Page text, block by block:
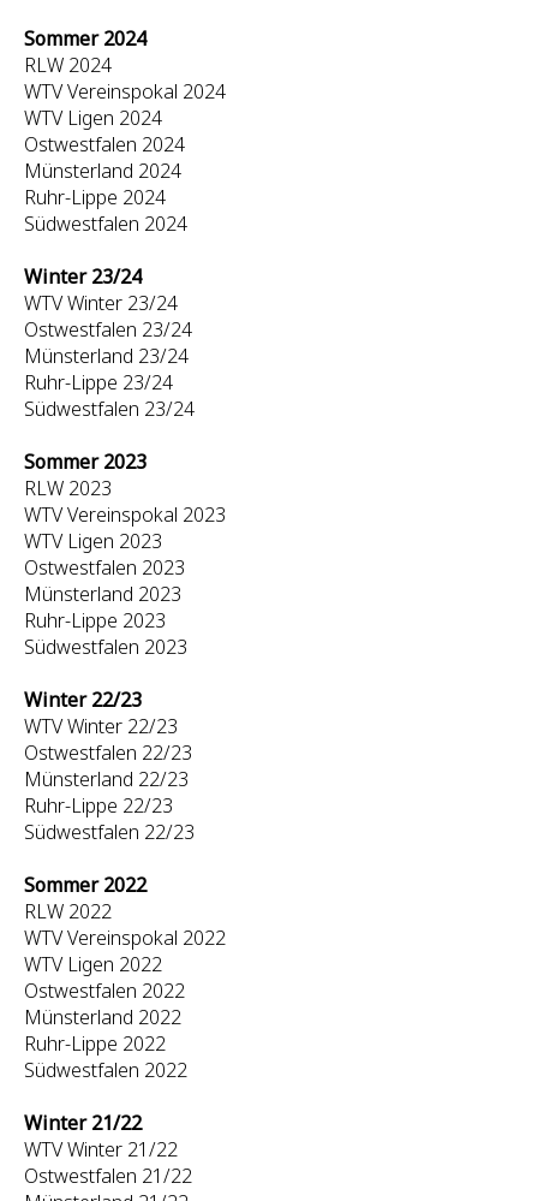
Sommer 2024
RLW 2024
WTV Vereinspokal 2024
WTV Ligen 2024
Ostwestfalen 2024
Münsterland 2024
Ruhr-Lippe 2024
Südwestfalen 2024
Winter 23/24
WTV Winter 23/24
Ostwestfalen 23/24
Münsterland 23/24
Ruhr-Lippe 23/24
Südwestfalen 23/24
Sommer 2023
RLW 2023
WTV Vereinspokal 2023
WTV Ligen 2023
Ostwestfalen 2023
Münsterland 2023
Ruhr-Lippe 2023
Südwestfalen 2023
Winter 22/23
WTV Winter 22/23
Ostwestfalen 22/23
Münsterland 22/23
Ruhr-Lippe 22/23
Südwestfalen 22/23
Sommer 2022
RLW 2022
WTV Vereinspokal 2022
WTV Ligen 2022
Ostwestfalen 2022
Münsterland 2022
Ruhr-Lippe 2022
Südwestfalen 2022
Winter 21/22
WTV Winter 21/22
Ostwestfalen 21/22